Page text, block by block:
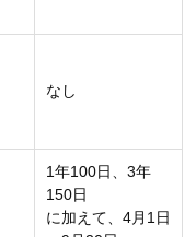
なし
1年100日、3年
150日
に加えて、4月1日